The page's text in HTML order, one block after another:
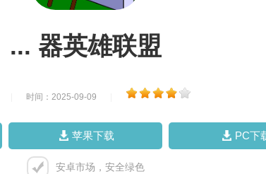
... 器英雄联盟
时间：2025-09-09
苹果下载 PC下
安卓市场，安全绿色